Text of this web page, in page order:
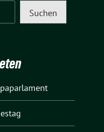
Suchen